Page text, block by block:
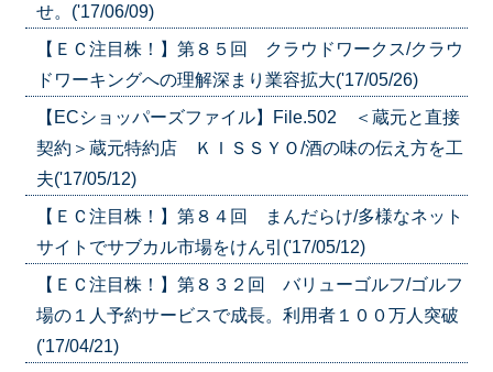
せ。('17/06/09)
【ＥＣ注目株！】第８５回 クラウドワークス/クラウ
ドワーキングへの理解深まり業容拡大('17/05/26)
【ECショッパーズファイル】File.502 ＜蔵元と直接
契約＞蔵元特約店 ＫＩＳＳＹＯ/酒の味の伝え方を工
夫('17/05/12)
【ＥＣ注目株！】第８４回 まんだらけ/多様なネット
サイトでサブカル市場をけん引('17/05/12)
【ＥＣ注目株！】第８３２回 バリューゴルフ/ゴルフ
場の１人予約サービスで成長。利用者１００万人突破
('17/04/21)